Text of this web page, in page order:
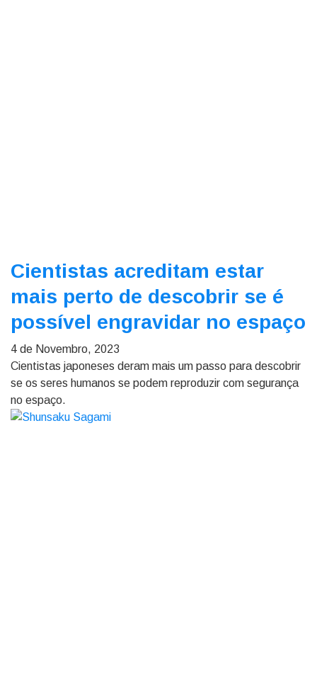
Cientistas acreditam estar
mais perto de descobrir se é
possível engravidar no espaço
4 de Novembro, 2023
Cientistas japoneses deram mais um passo para descobrir
se os seres humanos se podem reproduzir com segurança
no espaço.